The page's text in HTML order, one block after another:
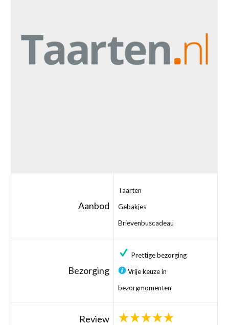
Aanbod
Taarten
Gebakjes
Brievenbuscadeau
Bezorging
Prettige bezorging
Vrije keuze in
bezorgmomenten
Review